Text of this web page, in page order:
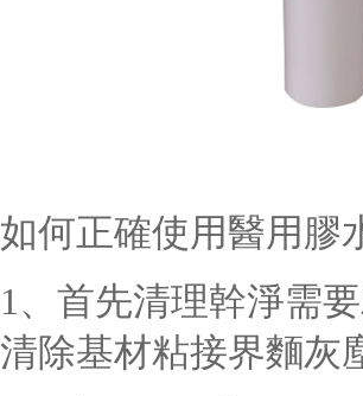
如何正確使用醫用膠
1、首先清理幹淨需
清除基材粘接界麵灰